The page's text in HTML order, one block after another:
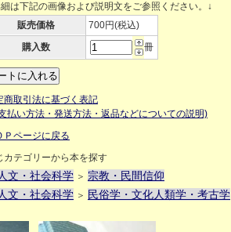
細は下記の画像および説明文をご参照ください。↓
販売価格
700円(税込)
購入数
冊
商取引法に基づく表記
払い方法・発送方法・返品などについての説明)
Ｐページに戻る
カテゴリーから本を探す
人文・社会科学 ＞ 宗教・民間信仰
人文・社会科学 ＞ 民俗学・文化人類学・考古学